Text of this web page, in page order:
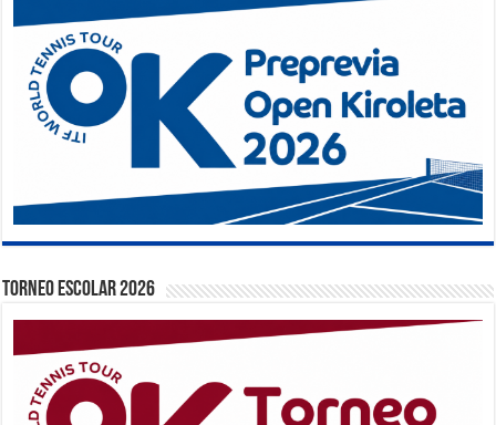
TORNEO ESCOLAR 2026